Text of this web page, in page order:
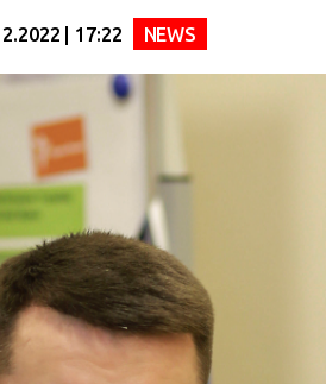
| 17:22 NEWS